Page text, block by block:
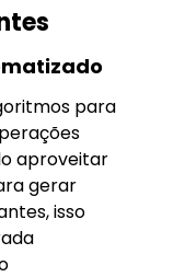
para
aproveitar
gerar
isso